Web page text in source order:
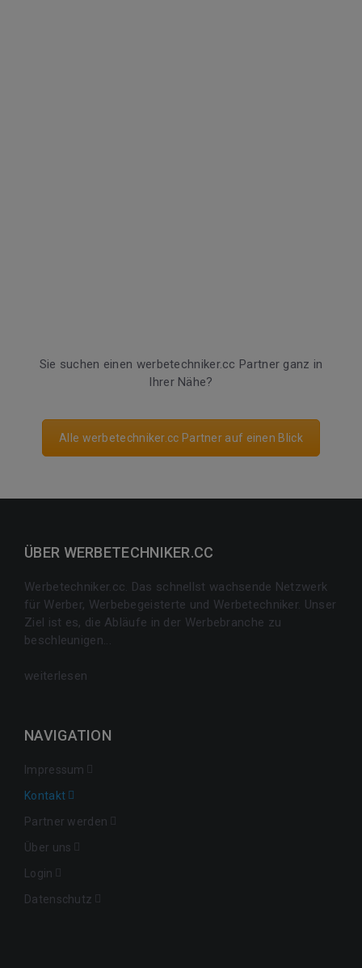
Sie suchen einen werbetechniker.cc Partner ganz in
Ihrer Nähe?
Alle werbetechniker.cc Partner auf einen Blick
ÜBER WERBETECHNIKER.CC
Werbetechniker.cc. Das schnellst wachsende Netzwerk
für Werber, Werbebegeisterte und Werbetechniker. Unser
Ziel ist es, die Abläufe in der Werbebranche zu
beschleunigen...
weiterlesen
NAVIGATION
Impressum
Kontakt
Partner werden
Über uns
Login
Datenschutz